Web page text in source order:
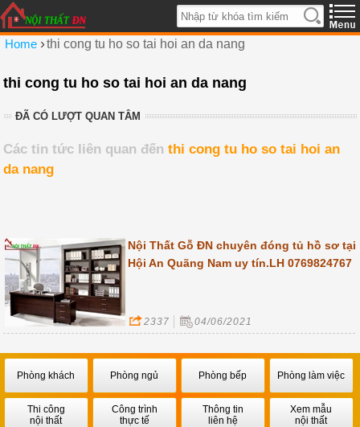
Home ›thi cong tu ho so tai hoi an da nang
thi cong tu ho so tai hoi an da nang
ĐÃ CÓ LƯỢT QUAN TÂM
Các tin tức liên quan đếnthi cong tu ho so tai hoi an
da nang
Nội Thất Gỗ ĐN chuyên đóng tủ hồ sơ tại
Hội An Quãng Nam uy tín.LH 0769824767
2337 04/06/2021
Phòng khách Phòng ngủ Phòng bếp Phòng làm việc
Thi công
nội thất
Công trình
thực tế
Thông tin
liên hệ
Xem mẫu
nội thất